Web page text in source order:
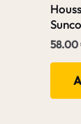
58.00